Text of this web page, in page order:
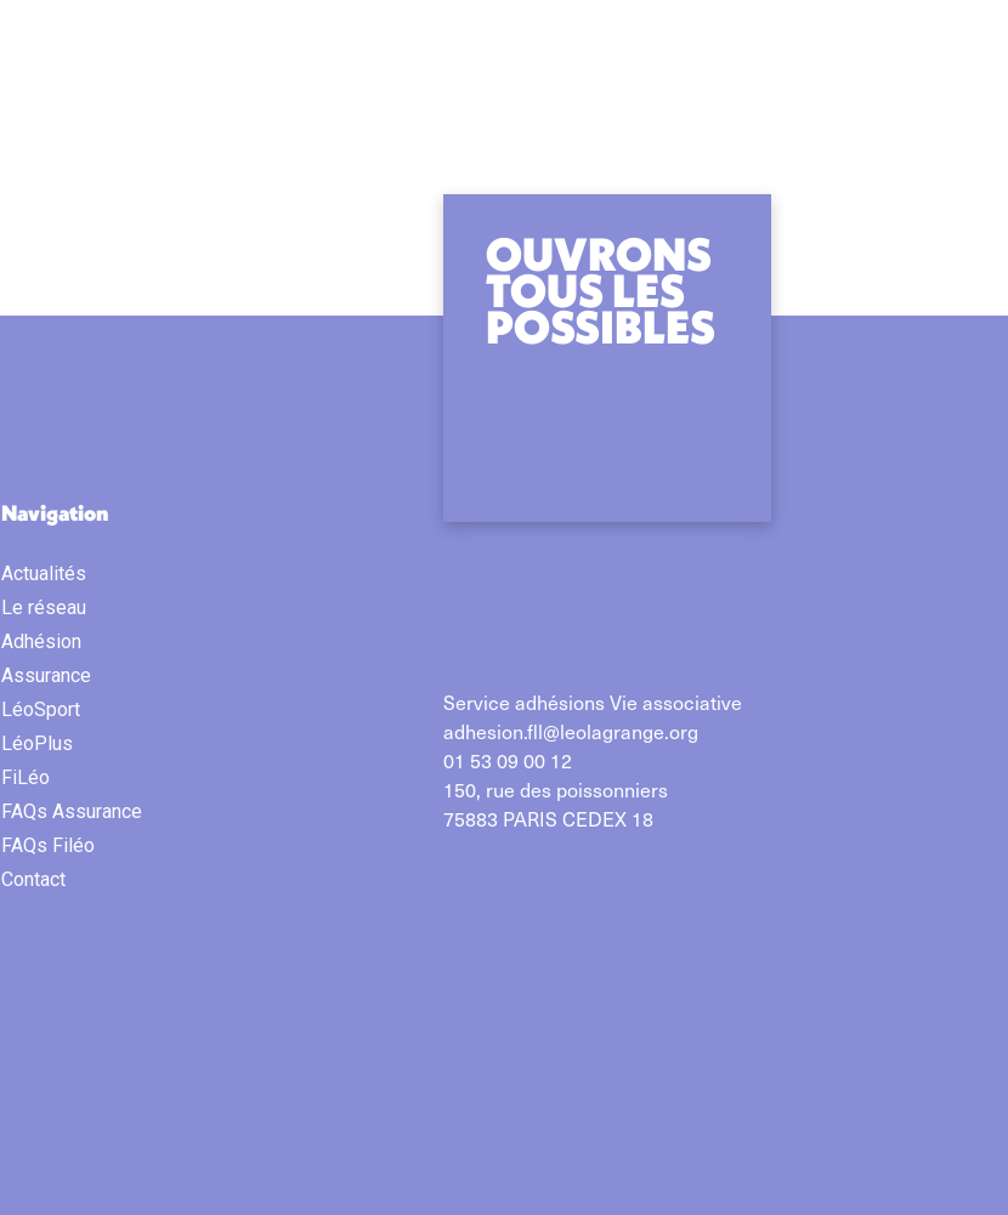
Navigation
Actualités
Le réseau
Adhésion
Assurance
LéoSport
LéoPlus
FiLéo
FAQs Assurance
FAQs Filéo
Contact
OUVRONS
TOUS LES
POSSIBLES
Service adhésions Vie associative
adhesion.fll@leolagrange.org
01 53 09 00 12
150, rue des poissonniers
75883 PARIS CEDEX 18